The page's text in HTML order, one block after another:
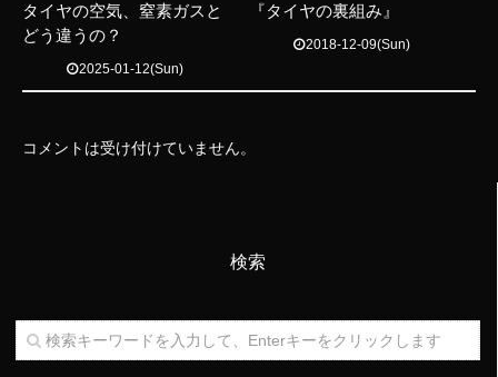
タイヤの空気、窒素ガスと
どう違うの？
2025-01-12(Sun)
『タイヤの裏組み』
2018-12-09(Sun)
コメントは受け付けていません。
検索